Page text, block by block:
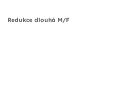
Redukce dlouhá M/F